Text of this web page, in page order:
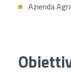
Azienda